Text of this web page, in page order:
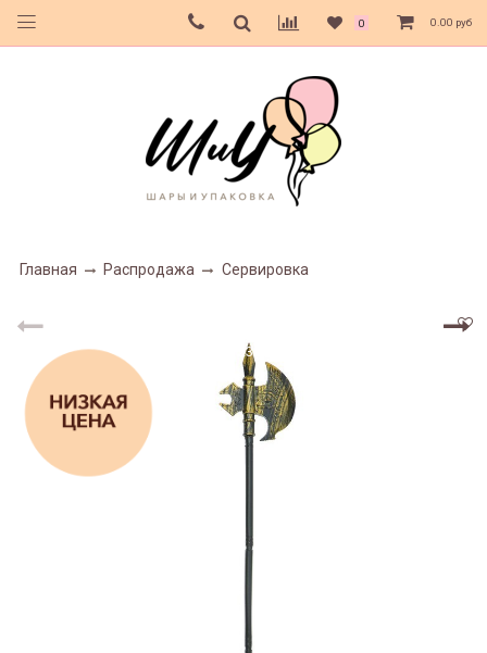
0 0.00 руб
Главная Распродажа Сервировка
23%